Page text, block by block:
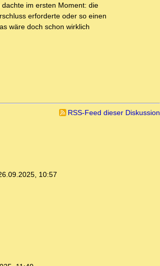
im ersten Moment: die
erforderte oder so einen
wäre doch schon wirklich
RSS-Feed dieser Diskussion
10:57